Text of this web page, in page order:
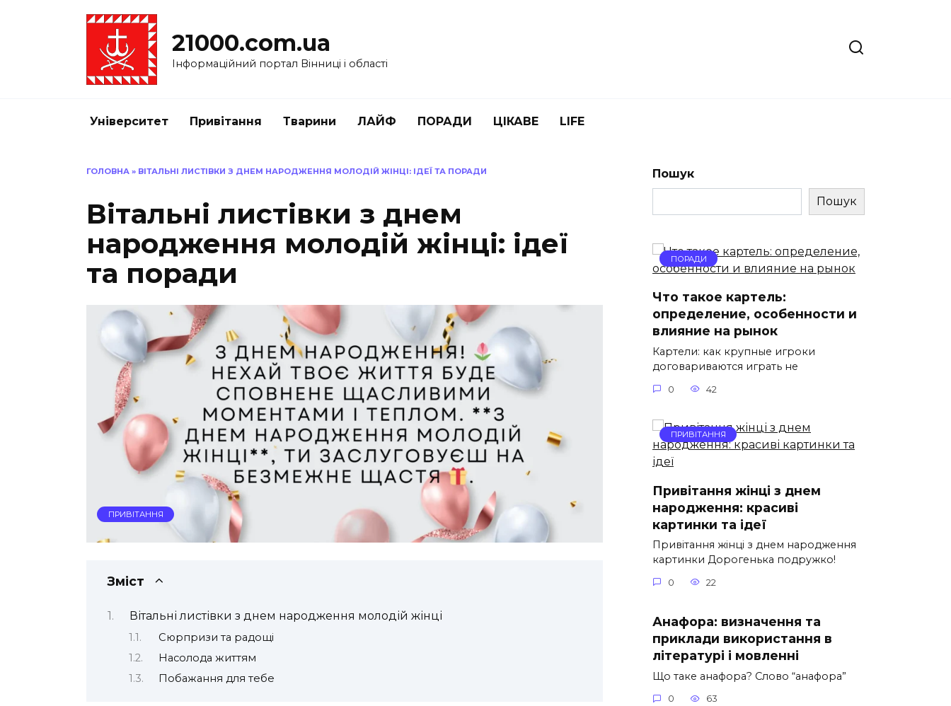
21000.com.ua
Інформаційний портал Вінниці і області
Університет Привітання Тварини ЛАЙФ ПОРАДИ ЦІКАВЕ LIFE
ГОЛОВНА » ВІТАЛЬНІ ЛИСТІВКИ З ДНЕМ НАРОДЖЕННЯ МОЛОДІЙ ЖІНЦІ: ІДЕЇ ТА ПОРАДИ
Вітальні листівки з днем
народження молодій жінці: ідеї
та поради
ПРИВІТАННЯ
Зміст
Вітальні листівки з днем народження молодій жінці
Сюрпризи та радощі
Насолода життям
Побажання для тебе
Пошук
Пошук
ПОРАДИ
Что такое картель:
определение, особенности и
влияние на рынок
Картели: как крупные игроки
договариваются играть не
0 42
ПРИВІТАННЯ
Привітання жінці з днем
народження: красиві
картинки та ідеї
Привітання жінці з днем народження
картинки Дорогенька подружко!
0 22
Анафора: визначення та
приклади використання в
літературі і мовленні
Що таке анафора? Слово “анафора”
0 63